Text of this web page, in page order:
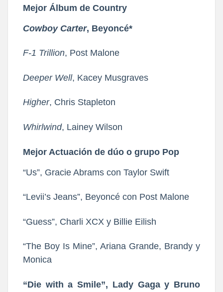
Mejor Álbum de Country
Cowboy Carter, Beyoncé*
F-1 Trillion, Post Malone
Deeper Well, Kacey Musgraves
Higher, Chris Stapleton
Whirlwind, Lainey Wilson
Mejor Actuación de dúo o grupo Pop
“Us”, Gracie Abrams con Taylor Swift
“Levii’s Jeans”, Beyoncé con Post Malone
“Guess”, Charli XCX y Billie Eilish
“The Boy Is Mine”, Ariana Grande, Brandy y
Monica
“Die with a Smile”, Lady Gaga y Bruno